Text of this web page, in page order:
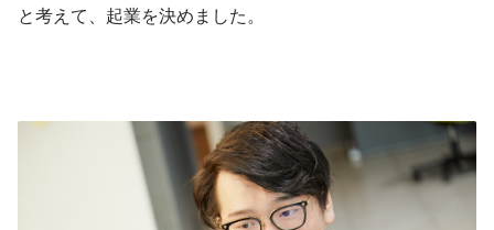
と考えて、起業を決めました。